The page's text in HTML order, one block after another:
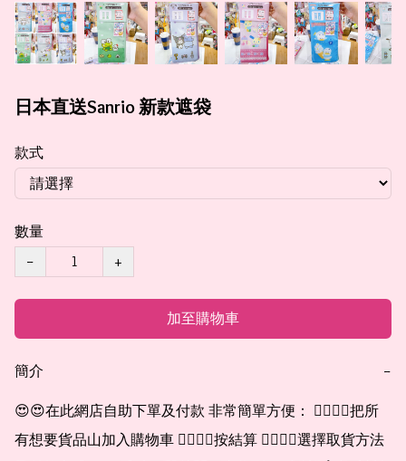
日本直送Sanrio 新款遮袋
款式
數量
−
+
加至購物車
簡介 −
😍😍在此網店自助下單及付款 非常簡單方便： 👉🏻👉🏻把所
有想要貨品山加入購物車 👉🏻👉🏻按結算 👉🏻👉🏻選擇取貨方法